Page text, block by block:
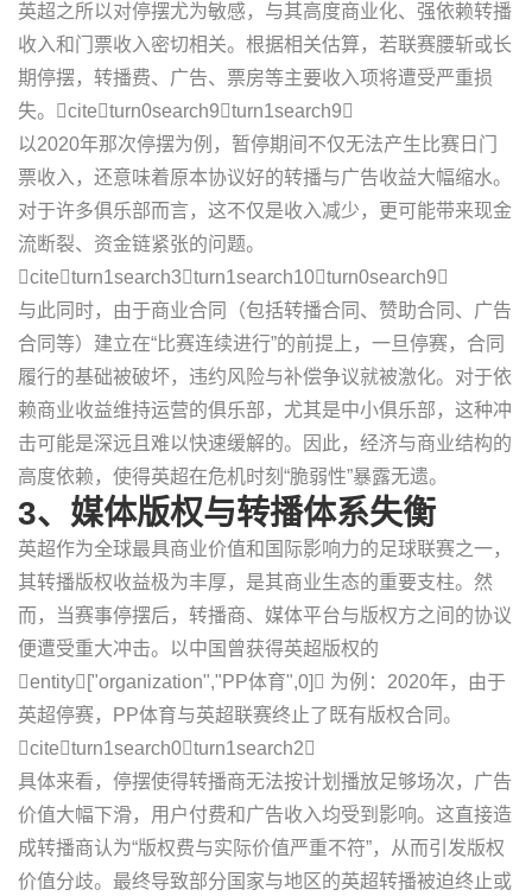
英超之所以对停摆尤为敏感，与其高度商业化、强依赖转播
收入和门票收入密切相关。根据相关估算，若联赛腰斩或长
期停摆，转播费、广告、票房等主要收入项将遭受严重损
失。citeturn0search9turn1search9
以2020年那次停摆为例，暂停期间不仅无法产生比赛日门
票收入，还意味着原本协议好的转播与广告收益大幅缩水。
对于许多俱乐部而言，这不仅是收入减少，更可能带来现金
流断裂、资金链紧张的问题。
citeturn1search3turn1search10turn0search9
与此同时，由于商业合同（包括转播合同、赞助合同、广告
合同等）建立在“比赛连续进行”的前提上，一旦停赛，合同
履行的基础被破坏，违约风险与补偿争议就被激化。对于依
赖商业收益维持运营的俱乐部，尤其是中小俱乐部，这种冲
击可能是深远且难以快速缓解的。因此，经济与商业结构的
高度依赖，使得英超在危机时刻“脆弱性”暴露无遗。
3、媒体版权与转播体系失衡
英超作为全球最具商业价值和国际影响力的足球联赛之一，
其转播版权收益极为丰厚，是其商业生态的重要支柱。然
而，当赛事停摆后，转播商、媒体平台与版权方之间的协议
便遭受重大冲击。以中国曾获得英超版权的
entity["organization","PP体育",0] 为例：2020年，由于
英超停赛，PP体育与英超联赛终止了既有版权合同。
citeturn1search0turn1search2
具体来看，停摆使得转播商无法按计划播放足够场次，广告
价值大幅下滑，用户付费和广告收入均受到影响。这直接造
成转播商认为“版权费与实际价值严重不符”，从而引发版权
价值分歧。最终导致部分国家与地区的英超转播被迫终止或